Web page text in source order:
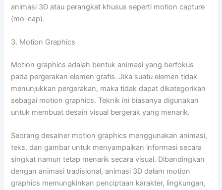
animasi 3D atau perangkat khusus seperti motion capture
(mo-cap).
3. Motion Graphics
Motion graphics adalah bentuk animasi yang berfokus
pada pergerakan elemen grafis. Jika suatu elemen tidak
menunjukkan pergerakan, maka tidak dapat dikategorikan
sebagai motion graphics. Teknik ini biasanya digunakan
untuk membuat desain visual bergerak yang menarik.
Seorang desainer motion graphics menggunakan animasi,
teks, dan gambar untuk menyampaikan informasi secara
singkat namun tetap menarik secara visual. Dibandingkan
dengan animasi tradisional, animasi 3D dalam motion
graphics memungkinkan penciptaan karakter, lingkungan,